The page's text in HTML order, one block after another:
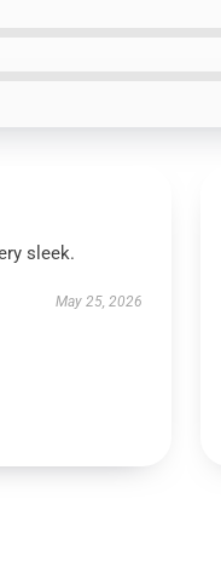
sleek.
May 25, 2026